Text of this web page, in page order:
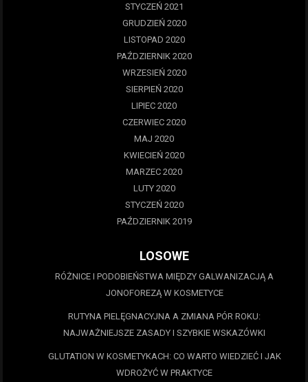
STYCZEŃ 2021
GRUDZIEŃ 2020
LISTOPAD 2020
PAŹDZIERNIK 2020
WRZESIEŃ 2020
SIERPIEŃ 2020
LIPIEC 2020
CZERWIEC 2020
MAJ 2020
KWIECIEŃ 2020
MARZEC 2020
LUTY 2020
STYCZEŃ 2020
PAŹDZIERNIK 2019
LOSOWE
RÓŻNICE I PODOBIEŃSTWA MIĘDZY GALWANIZACJĄ A
JONOFOREZĄ W KOSMETYCE
RUTYNA PIELĘGNACYJNA A ZMIANA PÓR ROKU:
NAJWAŻNIEJSZE ZASADY I SZYBKIE WSKAZÓWKI
GLUTATION W KOSMETYKACH: CO WARTO WIEDZIEĆ I JAK
WDROŻYĆ W PRAKTYCE